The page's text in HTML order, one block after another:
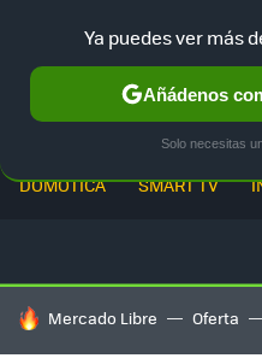
DOMÓTICA SMART TV
HOY SE HABLA DE
Mercado Libre Oferta
Ya puedes ver más
Añádenos
Solo necesitas